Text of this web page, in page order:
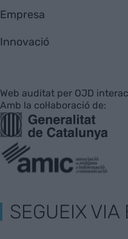
Empresa
Innovació
Web auditat per OJD
Amb la col·laboració de:
SEGUEIX VIA